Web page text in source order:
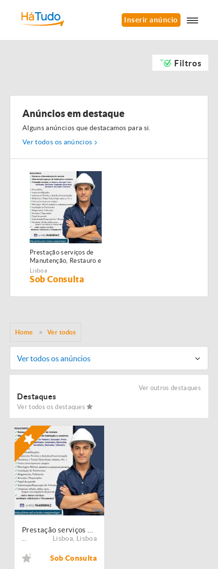
Inserir anúncio
Filtros
Anúncios em destaque
Alguns anúncios que destacamos para si.
Ver todos os anúncios
Prestação serviços de
Manutenção, Restauro e
Remodelação de
imóveis!
Lisboa
Sob Consulta
Home Ver todos
Ver todos os anúncios
Ver outros destaques
Destaques
Ver todos os destaques
Lisboa Lisboa
Sob Consulta